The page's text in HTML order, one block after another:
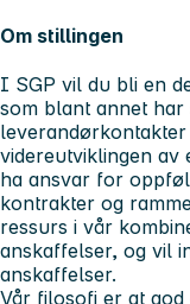
Om stillingen
I SGP vil du bli en
som blant annet
videreutviklingen av
ha ansvar for
kontrakter og
ressurs i vår
anskaffelser, og vil
anskaffelser.
Vår filosofi er at